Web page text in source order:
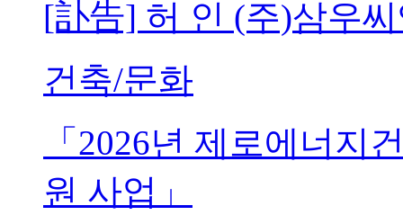
[訃告] 허 인 (주)삼우
건축/문화
「2026년 제로에너지
원 사업」